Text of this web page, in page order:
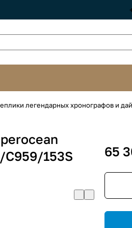
легендарных хронографов и
C959/153S
65